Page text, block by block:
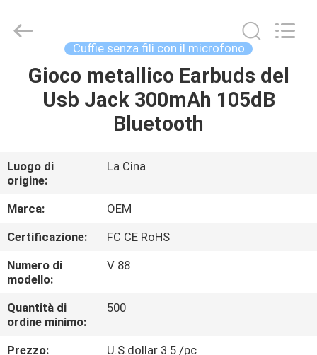
CASA
CIRCA
NOI
GIRO
DELLA
FABBRICA
CONTROLLO
Electronics
Co,ltd.
Cuffie senza fili con il microfono
Gioco metallico Earbuds del
Usb Jack 300mAh 105dB
Bluetooth
Luogo di
origine:
La Cina
Marca:
OEM
Certificazione:
FC CE RoHS
Numero di
modello:
V 88
Quantità di
ordine minimo:
500
Prezzo:
U.S.dollar 3.5 /pc